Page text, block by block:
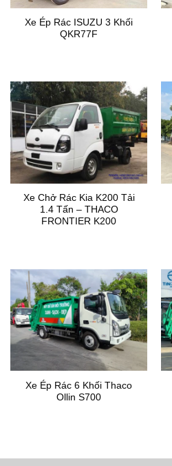
Xe Ép Rác ISUZU 3 Khối
QKR77F
Xe Chở Rác Kia K200 Tải
1.4 Tấn – THACO
FRONTIER K200
Xe Ép Rác 6 Khối Thaco
Ollin S700